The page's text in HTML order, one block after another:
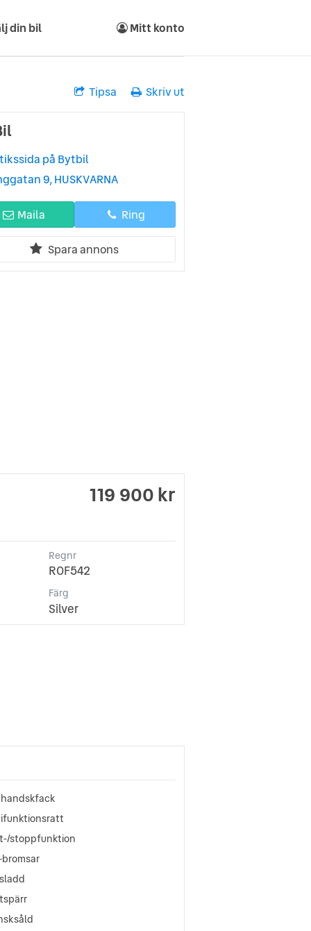
din bil Mitt konto
Tipsa Skriv ut
på Bytbil
9, HUSKVARNA
Maila Ring
Spara annons
119 900 kr
Regnr
ROF542
Färg
Silver
stoppfunktion
bromsar